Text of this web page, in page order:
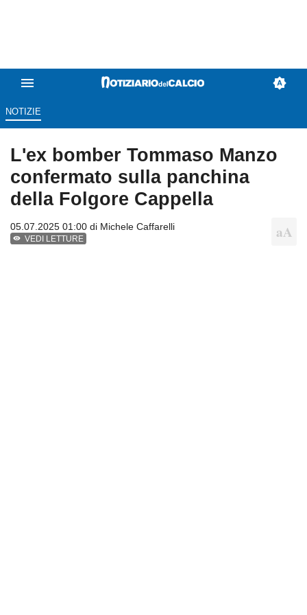
NOTIZIE
L'ex bomber Tommaso Manzo
confermato sulla panchina
della Folgore Cappella
05.07.2025 01:00 di Michele Caffarelli
VEDI LETTURE